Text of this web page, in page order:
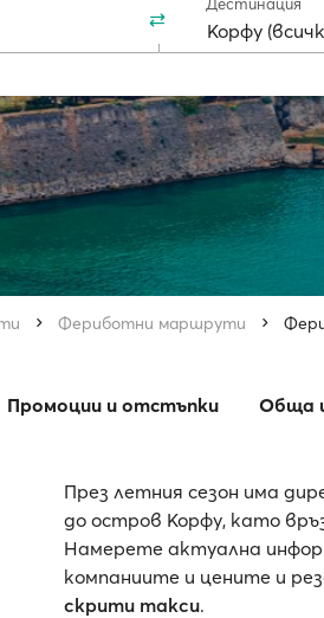
Фериботни маршрути
Промоции и отстъпки Обща
През летния сезон има
до остров Корфу, като
Намерете актуална
компаниите и цените и
скрити такси.